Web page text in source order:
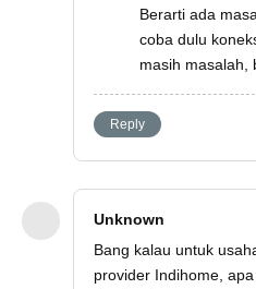
Berarti ada
coba dulu
masih masalah,
Reply
Unknown
Bang kalau untuk
provider Indihome,